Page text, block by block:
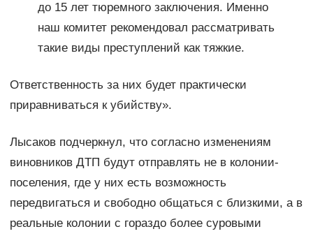
до 15 лет тюремного заключения. Именно
наш комитет рекомендовал рассматривать
такие виды преступлений как тяжкие.
Ответственность за них будет практически
приравниваться к убийству».
Лысаков подчеркнул, что согласно изменениям
виновников ДТП будут отправлять не в колонии-
поселения, где у них есть возможность
передвигаться и свободно общаться с близкими, а в
реальные колонии с гораздо более суровыми